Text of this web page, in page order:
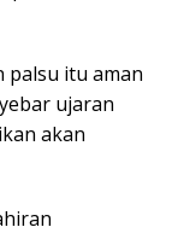
palsu itu aman
ujaran
akan